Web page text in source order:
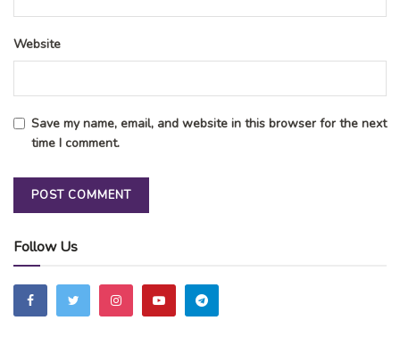
Website
Save my name, email, and website in this browser for the next
time I comment.
Follow Us